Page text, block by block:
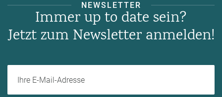
NEWSLETTER
Immer up to date sein?
Jetzt zum Newsletter anmelden!